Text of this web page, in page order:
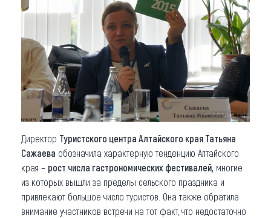
Директор Туристского центра Алтайского края Татьяна
Сажаева обозначила характерную тенденцию Алтайского
края – рост числа гастрономических фестивалей, многие
из которых вышли за пределы сельского праздника и
привлекают большое число туристов. Она также обратила
внимание участников встречи на тот факт, что недостаточно